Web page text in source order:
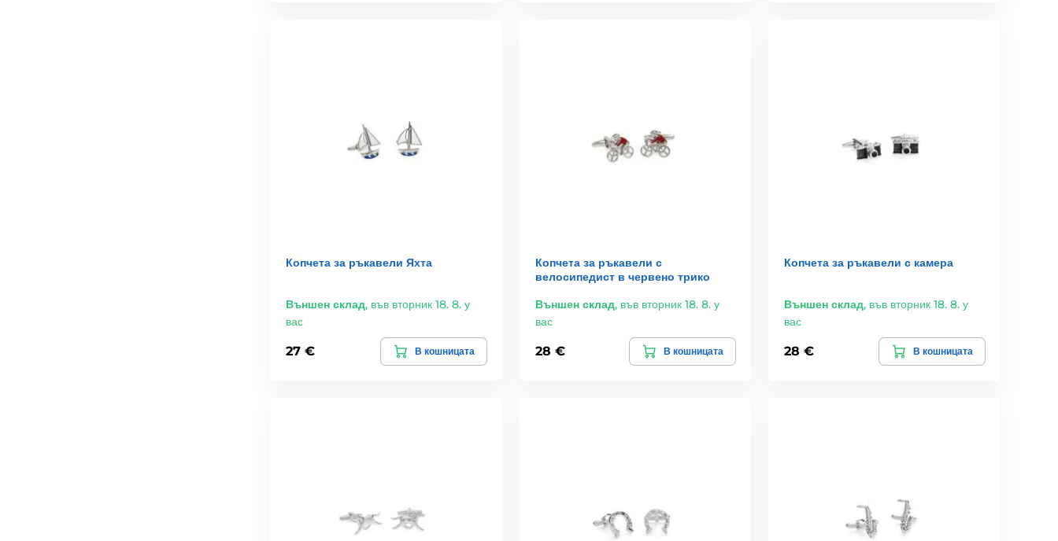
Копчета за ръкавели Яхта
Външен склад, във вторник 18. 8. у
вас
27 € В кошницата
Копчета за ръкавели с
велосипедист в червено трико
Външен склад, във вторник 18. 8. у
вас
28 € В кошницата
Копчета за ръкавели с камера
Външен склад, във вторник 18. 8. у
вас
28 € В кошницата